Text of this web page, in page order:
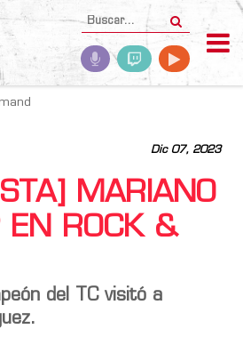
Dic 07, 2023
MARIANO
EN ROCK &
del TC visitó a